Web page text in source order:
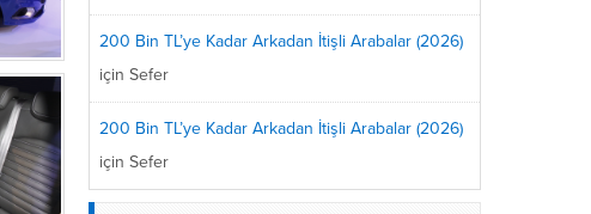
200 Bin TL’ye Kadar Arkadan İtişli Arabalar (2026)
için Sefer
200 Bin TL’ye Kadar Arkadan İtişli Arabalar (2026)
için Sefer